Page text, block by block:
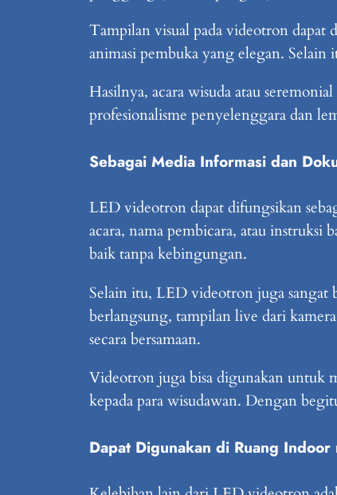
Tampilan visual pada videotron dapat
animasi pembuka yang elegan. Selain
Hasilnya, acara wisuda atau
profesionalisme penyelenggara dan
Sebagai Media Informasi dan
LED videotron dapat difungsikan
acara, nama pembicara, atau
baik tanpa kebingungan.
Selain itu, LED videotron juga sangat
berlangsung, tampilan live dari
secara bersamaan.
Videotron juga bisa digunakan untuk
kepada para wisudawan. Dengan
Dapat Digunakan di Ruang